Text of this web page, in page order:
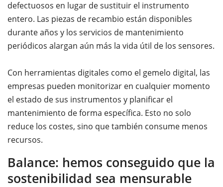
defectuosos en lugar de sustituir el instrumento
entero. Las piezas de recambio están disponibles
durante años y los servicios de mantenimiento
periódicos alargan aún más la vida útil de los sensores.
Con herramientas digitales como el gemelo digital, las
empresas pueden monitorizar en cualquier momento
el estado de sus instrumentos y planificar el
mantenimiento de forma específica. Esto no solo
reduce los costes, sino que también consume menos
recursos.
Balance: hemos conseguido que la
sostenibilidad sea mensurable